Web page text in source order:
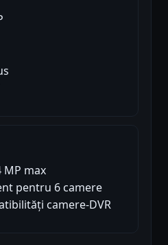
MP max
pentru 6 camere
camere-DVR